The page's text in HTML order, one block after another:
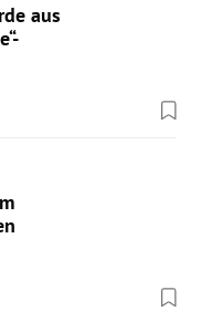
aus